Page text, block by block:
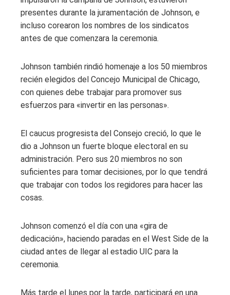
presentes durante la juramentación de Johnson, e
incluso corearon los nombres de los sindicatos
antes de que comenzara la ceremonia.
Johnson también rindió homenaje a los 50 miembros
recién elegidos del Concejo Municipal de Chicago,
con quienes debe trabajar para promover sus
esfuerzos para «invertir en las personas».
El caucus progresista del Consejo creció, lo que le
dio a Johnson un fuerte bloque electoral en su
administración. Pero sus 20 miembros no son
suficientes para tomar decisiones, por lo que tendrá
que trabajar con todos los regidores para hacer las
cosas.
Johnson comenzó el día con una «gira de
dedicación», haciendo paradas en el West Side de la
ciudad antes de llegar al estadio UIC para la
ceremonia.
Más tarde el lunes por la tarde, participará en una